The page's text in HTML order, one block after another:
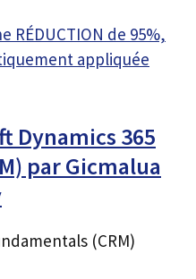
RÉDUCTION de 95%,
appliquée
Dynamics 365
par Gicmalua
(CRM)